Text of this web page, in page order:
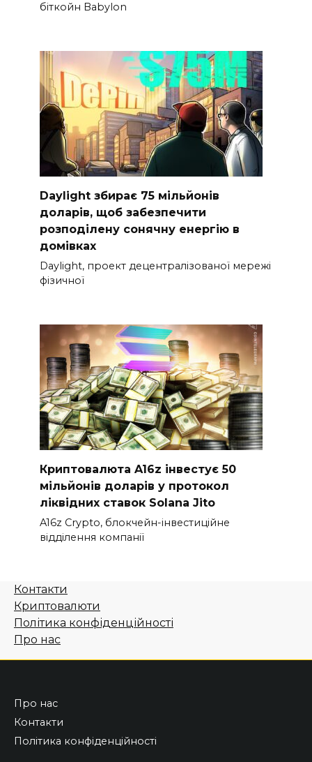
біткойн Babylon
Daylight збирає 75 мільйонів
доларів, щоб забезпечити
розподілену сонячну енергію в
домівках
Daylight, проект децентралізованої мережі
фізичної
Криптовалюта A16z інвестує 50
мільйонів доларів у протокол
ліквідних ставок Solana Jito
A16z Crypto, блокчейн-інвестиційне
відділення компанії
Контакти
Криптовалюти
Політика конфіденційності
Про нас
Про нас
Контакти
Політика конфіденційності